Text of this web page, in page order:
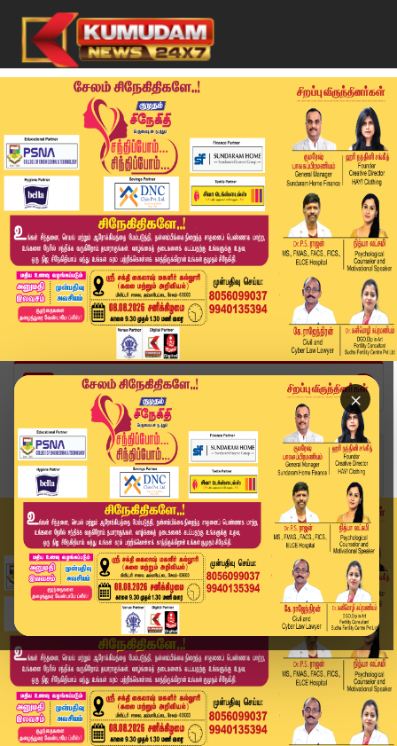
×
Home
வீடியோ ஸ்டோரி
இன்றைக்கு இதுதான்.. பிரமாண்டாமாக பதவியேற்ற 23 அ...